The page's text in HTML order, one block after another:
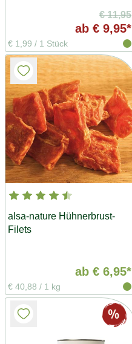
€ 11,95
ab € 9,95*
€ 1,99 / 1 Stück
alsa-nature Hühnerbrust-
Filets
ab € 6,95*
€ 40,88 / 1 kg